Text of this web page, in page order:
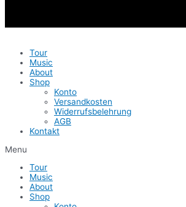
Tour
Music
About
Shop
Konto
Versandkosten
Widerrufsbelehrung
AGB
Kontakt
Menu
Tour
Music
About
Shop